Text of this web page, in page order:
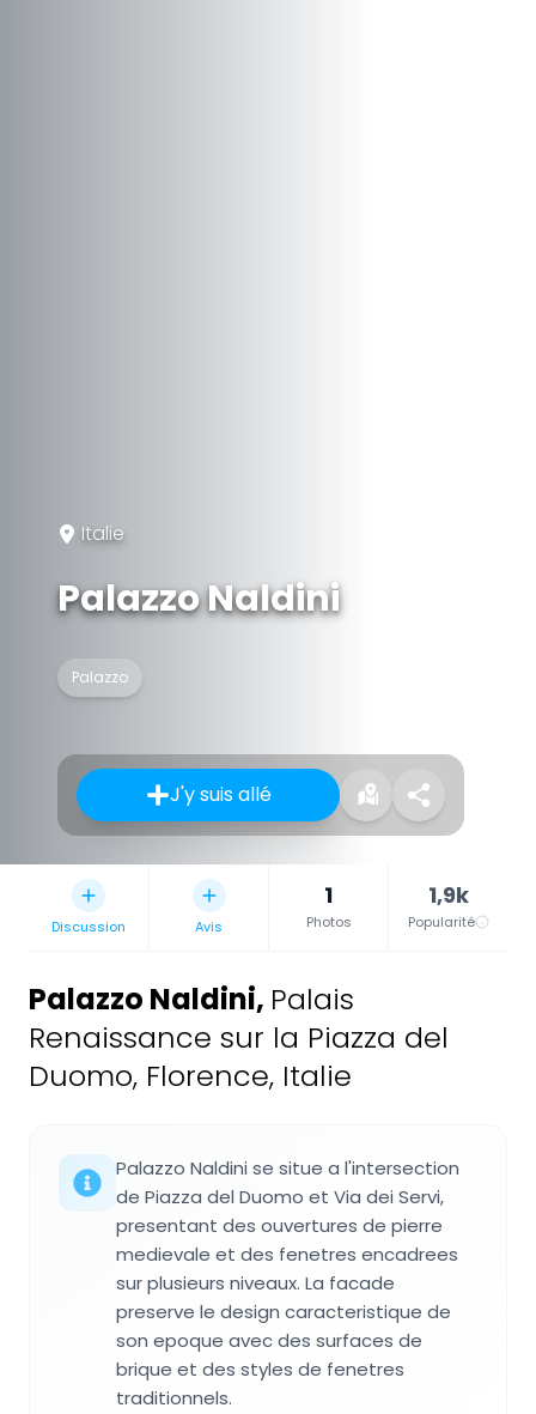
Italie
Palazzo Naldini
Palazzo
J'y suis allé
Discussion Avis
1
Photos
1,9k
Popularité
Palazzo Naldini, Palais
Renaissance sur la Piazza del
Duomo, Florence, Italie
Palazzo Naldini se situe a l'intersection
de Piazza del Duomo et Via dei Servi,
presentant des ouvertures de pierre
medievale et des fenetres encadrees
sur plusieurs niveaux. La facade
preserve le design caracteristique de
son epoque avec des surfaces de
brique et des styles de fenetres
traditionnels.